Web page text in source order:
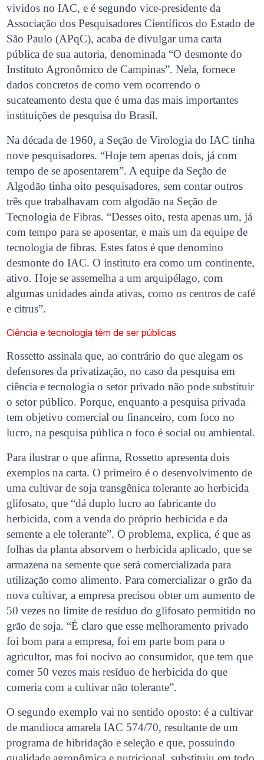
vividos no IAC, e é segundo vice-presidente da
Associação dos Pesquisadores Científicos do Estado de
São Paulo (APqC), acaba de divulgar uma carta
pública de sua autoria, denominada “O desmonte do
Instituto Agronômico de Campinas”. Nela, fornece
dados concretos de como vem ocorrendo o
sucateamento desta que é uma das mais importantes
instituições de pesquisa do Brasil.
Na década de 1960, a Seção de Virologia do IAC tinha
nove pesquisadores. “Hoje tem apenas dois, já com
tempo de se aposentarem”. A equipe da Seção de
Algodão tinha oito pesquisadores, sem contar outros
três que trabalhavam com algodão na Seção de
Tecnologia de Fibras. “Desses oito, resta apenas um, já
com tempo para se aposentar, e mais um da equipe de
tecnologia de fibras. Estes fatos é que denomino
desmonte do IAC. O instituto era como um continente,
ativo. Hoje se assemelha a um arquipélago, com
algumas unidades ainda ativas, como os centros de café
e citrus”.
Ciência e tecnologia têm de ser públicas
Rossetto assinala que, ao contrário do que alegam os
defensores da privatização, no caso da pesquisa em
ciência e tecnologia o setor privado não pode substituir
o setor público. Porque, enquanto a pesquisa privada
tem objetivo comercial ou financeiro, com foco no
lucro, na pesquisa pública o foco é social ou ambiental.
Para ilustrar o que afirma, Rossetto apresenta dois
exemplos na carta. O primeiro é o desenvolvimento de
uma cultivar de soja transgênica tolerante ao herbicida
glifosato, que “dá duplo lucro ao fabricante do
herbicida, com a venda do próprio herbicida e da
semente a ele tolerante”. O problema, explica, é que as
folhas da planta absorvem o herbicida aplicado, que se
armazena na semente que será comercializada para
utilização como alimento. Para comercializar o grão da
nova cultivar, a empresa precisou obter um aumento de
50 vezes no limite de resíduo do glifosato permitido no
grão de soja. “É claro que esse melhoramento privado
foi bom para a empresa, foi em parte bom para o
agricultor, mas foi nocivo ao consumidor, que tem que
comer 50 vezes mais resíduo de herbicida do que
comeria com a cultivar não tolerante”.
O segundo exemplo vai no sentido oposto: é a cultivar
de mandioca amarela IAC 574/70, resultante de um
programa de hibridação e seleção e que, possuindo